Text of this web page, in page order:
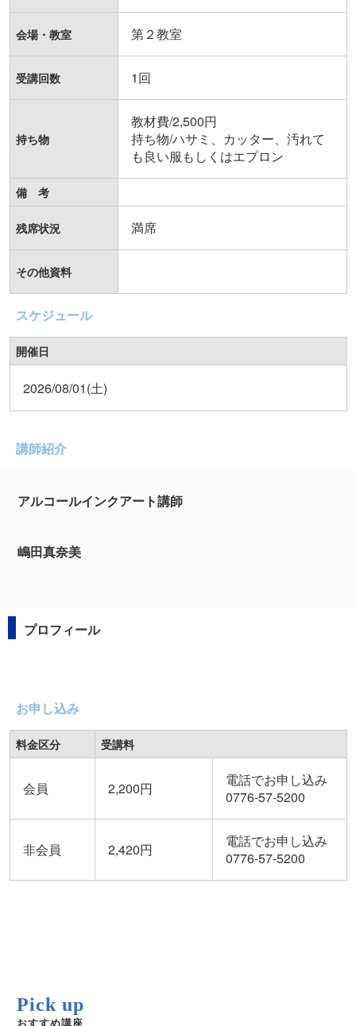
会場・教室 第２教室
受講回数 1回
持ち物
教材費/2,500円
持ち物/ハサミ、カッター、汚れて
も良い服もしくはエプロン
備 考
残席状況 満席
その他資料
スケジュール
開催日
2026/08/01(土)
講師紹介
アルコールインクアート講師
嶋田真奈美
プロフィール
お申し込み
料金区分 受講料
会員 2,200円
電話でお申し込み
0776-57-5200
非会員 2,420円
電話でお申し込み
0776-57-5200
Pick up
おすすめ講座